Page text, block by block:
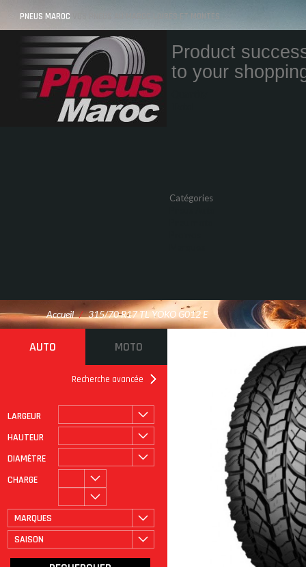
PNEUS MAROC VOS PNEUS AU MAROC LIVRÉS ET MONTÉS
Product
to your
Catégories
Accueil / 315/70 R17 TL YOKO G012 E
AUTO MOTO
Recherche avancée
LARGEUR
HAUTEUR
DIAMÈTRE
CHARGE
MARQUES
SAISON
ROULAGE À PLAT